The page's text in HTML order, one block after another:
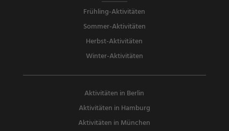
Frühling-Aktivitäten
Sommer-Aktivitäten
Herbst-Aktivitäten
Winter-Aktivitäten
Aktivitäten in Berlin
Aktivitäten in Hamburg
Aktivitäten in München